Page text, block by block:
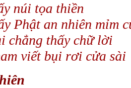
núi tọa thiền
Phật an nhiên mỉm
chẳng thấy chữ lời
viết bụi rơi cửa sài